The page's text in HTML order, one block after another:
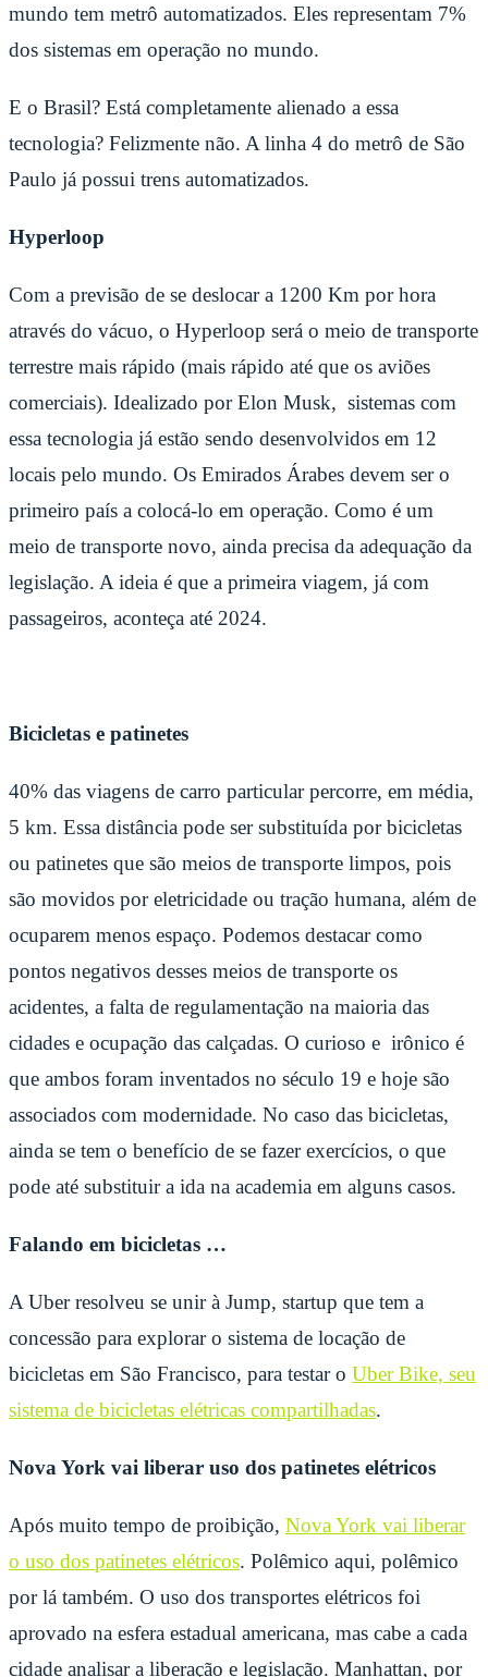
mundo tem metrô automatizados. Eles representam 7%
dos sistemas em operação no mundo.
E o Brasil? Está completamente alienado a essa
tecnologia? Felizmente não. A linha 4 do metrô de São
Paulo já possui trens automatizados.
Hyperloop
Com a previsão de se deslocar a 1200 Km por hora
através do vácuo, o Hyperloop será o meio de transporte
terrestre mais rápido (mais rápido até que os aviões
comerciais). Idealizado por Elon Musk, sistemas com
essa tecnologia já estão sendo desenvolvidos em 12
locais pelo mundo. Os Emirados Árabes devem ser o
primeiro país a colocá-lo em operação. Como é um
meio de transporte novo, ainda precisa da adequação da
legislação. A ideia é que a primeira viagem, já com
passageiros, aconteça até 2024.
Bicicletas e patinetes
40% das viagens de carro particular percorre, em média,
5 km. Essa distância pode ser substituída por bicicletas
ou patinetes que são meios de transporte limpos, pois
são movidos por eletricidade ou tração humana, além de
ocuparem menos espaço. Podemos destacar como
pontos negativos desses meios de transporte os
acidentes, a falta de regulamentação na maioria das
cidades e ocupação das calçadas. O curioso e irônico é
que ambos foram inventados no século 19 e hoje são
associados com modernidade. No caso das bicicletas,
ainda se tem o benefício de se fazer exercícios, o que
pode até substituir a ida na academia em alguns casos.
Falando em bicicletas …
A Uber resolveu se unir à Jump, startup que tem a
concessão para explorar o sistema de locação de
bicicletas em São Francisco, para testar o Uber Bike, seu
sistema de bicicletas elétricas compartilhadas.
Nova York vai liberar uso dos patinetes elétricos
Após muito tempo de proibição, Nova York vai liberar
o uso dos patinetes elétricos. Polêmico aqui, polêmico
por lá também. O uso dos transportes elétricos foi
aprovado na esfera estadual americana, mas cabe a cada
cidade analisar a liberação e legislação. Manhattan, por